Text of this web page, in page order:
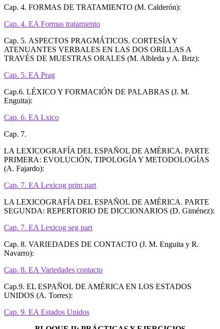
Cap. 4. FORMAS DE TRATAMIENTO (M. Calderón):
Cap. 4. EA Formas tratamiento
Cap. 5. ASPECTOS PRAGMÁTICOS. CORTESÍA Y
ATENUANTES VERBALES EN LAS DOS ORILLAS A
TRAVÉS DE MUESTRAS ORALES (M. Albleda y A. Briz):
Cap. 5. EA Prag
Cap.6. LÉXICO Y FORMACIÓN DE PALABRAS (J. M.
Enguita):
Cap. 6. EA Lxico
Cap. 7.
LA LEXICOGRAFÍA DEL ESPAÑOL DE AMÉRICA. PARTE
PRIMERA: EVOLUCIÓN, TIPOLOGÍA Y METODOLOGÍAS
(A. Fajardo):
Cap. 7. EA Lexicog prim part
LA LEXICOGRAFÍA DEL ESPAÑOL DE AMÉRICA. PARTE
SEGUNDA: REPERTORIO DE DICCIONARIOS (D. Giménez):
Cap. 7. EA Lexicog seg part
Cap. 8. VARIEDADES DE CONTACTO (J. M. Enguita y R.
Navarro):
Cap. 8. EA Variedades contacto
Cap.9. EL ESPAÑOL DE AMÉRICA EN LOS ESTADOS
UNIDOS (A. Torres):
Cap. 9. EA Estados Unidos